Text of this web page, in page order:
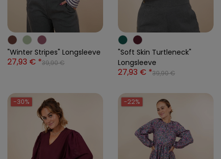
"Winter Stripes" Longsleeve
27,93 € *39,90 €
"Soft Skin Turtleneck"
Longsleeve
27,93 € *39,90 €
-30% -22%